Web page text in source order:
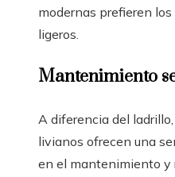
modernas prefieren
ligeros.
Mantenimiento
A diferencia del
livianos ofrecen una
en el mantenimiento y